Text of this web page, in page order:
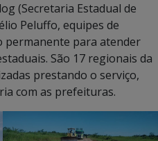
(Secretaria Estadual de
Peluffo, equipes de
permanente para atender
São 17 regionais da
prestando o serviço,
com as prefeituras.